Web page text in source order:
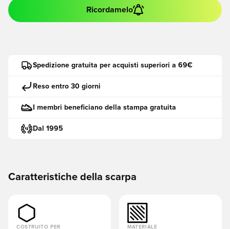
Ricordamelo
Spedizione gratuita per acquisti superiori a 69€
Reso entro 30 giorni
I membri beneficiano della stampa gratuita
Dal 1995
Caratteristiche della scarpa
COSTRUITO PER MATERIALE